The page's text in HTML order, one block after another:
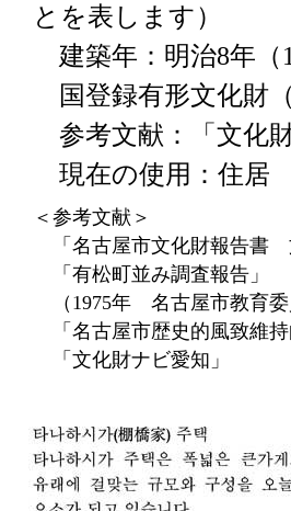
とを表します）
建築年：明治8年（
国登録有形文化財（
参考文献：「文化
現在の使用：
＜参考文献＞
「名古屋市文化財報告書
「有松町並み調査報告」
（1975年 名古屋市教育委
「名古屋市歴史的風致維持
「文化財ナビ愛知」